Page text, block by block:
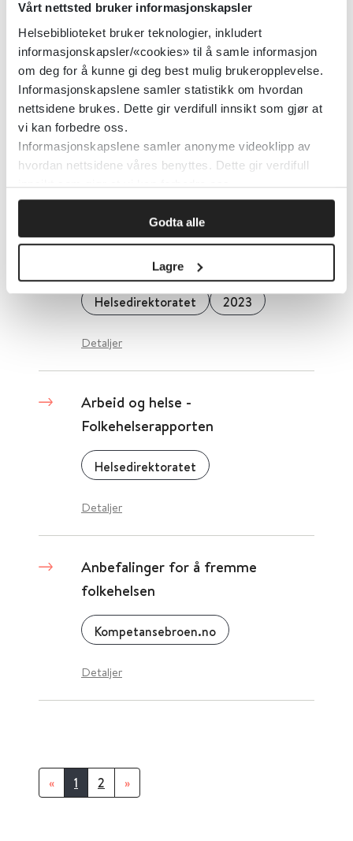
Vårt nettsted bruker informasjonskapsler
Helsebiblioteket bruker teknologier, inkludert
informasjonskapsler/«cookies» til å samle informasjon
om deg for å kunne gi deg best mulig brukeropplevelse.
Informasjonskapslene samler statistikk om hvordan
nettsidene brukes. Dette gir verdifull innsikt som gjør at
vi kan forbedre oss.
Informasjonskapslene samler anonyme videoklipp av
hvordan nettsidene våres benyttes. Dette gir verdifull
innsikt som gjør at vi kan forbedre oss.
Godta alle
Lagre
Detaljer
Arbeidsmedisinske veiledninger
(Arbeids-NEL)
Norsk Helseinformatikk (NHI)
Arbeidslivet – mat- og
drikketilbud i tråd med kostrådene
Helsedirektoratet 2023
Detaljer
Arbeid og helse -
Folkehelserapporten
Helsedirektoratet
Detaljer
Anbefalinger for å fremme
folkehelsen
Kompetansebroen.no
Detaljer
« 1 2 »